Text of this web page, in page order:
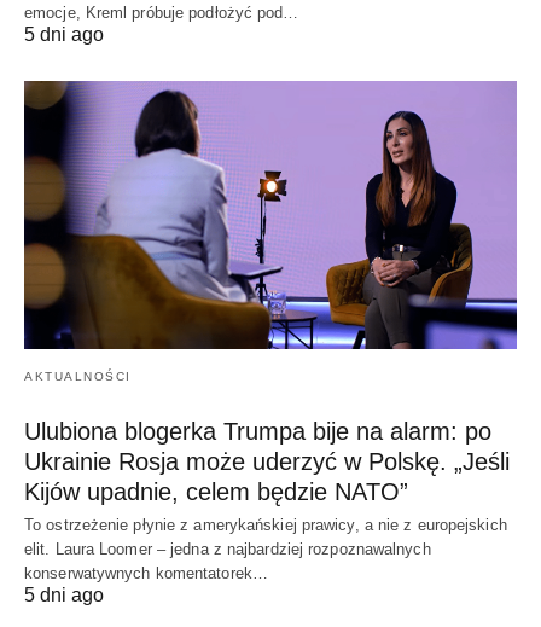
emocje, Kreml próbuje podłożyć pod…
5 dni ago
AKTUALNOŚCI
Ulubiona blogerka Trumpa bije na alarm: po
Ukrainie Rosja może uderzyć w Polskę. „Jeśli
Kijów upadnie, celem będzie NATO”
To ostrzeżenie płynie z amerykańskiej prawicy, a nie z europejskich
elit. Laura Loomer – jedna z najbardziej rozpoznawalnych
konserwatywnych komentatorek…
5 dni ago